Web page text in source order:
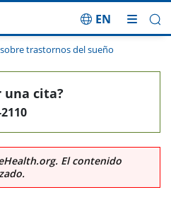
EN
trastornos del sueño
El contenido
una cita?